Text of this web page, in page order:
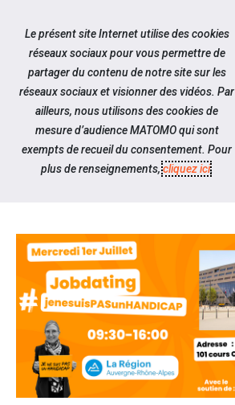
Aller au contenu
Notre actualité
JOB DATING
Le présent site Internet utilise des cookies
réseaux sociaux pour vous permettre de
partager du contenu de notre site sur les
réseaux sociaux et visionner des vidéos. Par
ailleurs, nous utilisons des cookies de
mesure d’audience MATOMO qui sont
exempts de recueil du consentement. Pour
plus de renseignements,cliquez ici.